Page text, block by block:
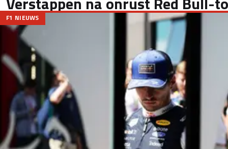
F1 NIEUWS